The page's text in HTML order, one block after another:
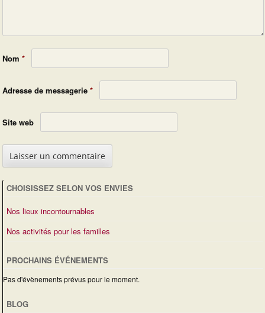
Nom *
Adresse de messagerie *
Site web
CHOISISSEZ SELON VOS ENVIES
Nos lieux incontournables
Nos activités pour les familles
PROCHAINS ÉVÉNEMENTS
Pas d'évènements prévus pour le moment.
BLOG